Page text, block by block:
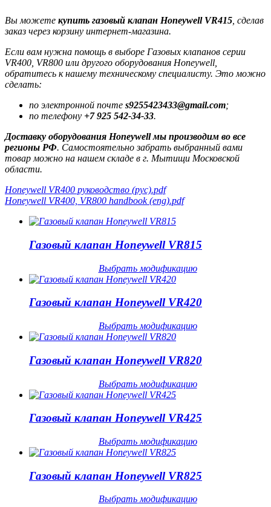
Вы можете купить газовый клапан Honeywell VR415 , сделав
заказ через корзину интернет-магазина.
Если вам нужна помощь в выборе Газовых клапанов серии
VR400, VR800 или другого оборудования Honeywell,
обратитесь к нашему техническому специалисту. Это можно
сделать:
по электронной почте s9255423433@gmail.com;
по телефону +7 925 542-34-33.
Доставку оборудования Honeywell мы производим во все
регионы РФ. Самостоятельно забрать выбранный вами
товар можно на нашем складе в г. Мытищи Московской
области.
Honeywell VR400 руководство (рус).pdf
Honeywell VR400, VR800 handbook (eng).pdf
Газовый клапан Honeywell VR815
Выбрать модификацию
Газовый клапан Honeywell VR420
Выбрать модификацию
Газовый клапан Honeywell VR820
Выбрать модификацию
Газовый клапан Honeywell VR425
Выбрать модификацию
Газовый клапан Honeywell VR825
Выбрать модификацию